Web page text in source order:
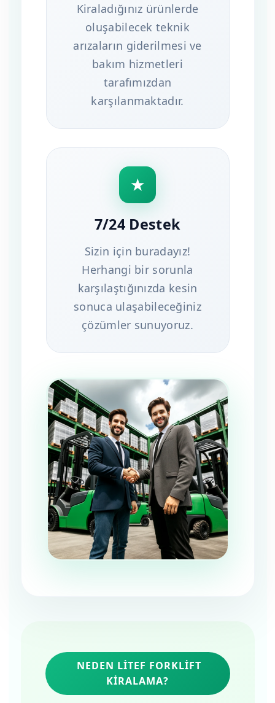
Kiraladığınız ürünlerde
oluşabilecek teknik
arızaların giderilmesi ve
bakım hizmetleri
tarafımızdan
karşılanmaktadır.
★
7/24 Destek
Sizin için buradayız!
Herhangi bir sorunla
karşılaştığınızda kesin
sonuca ulaşabileceğiniz
çözümler sunuyoruz.
NEDEN LİTEF FORKLIFT
KIRALAMA?